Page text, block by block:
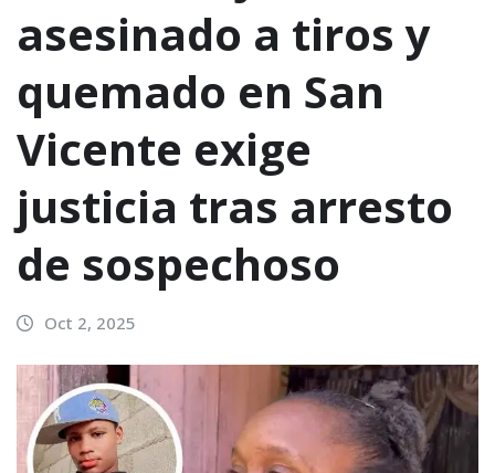
asesinado a tiros y
quemado en San
Vicente exige
justicia tras arresto
de sospechoso
Oct 2, 2025